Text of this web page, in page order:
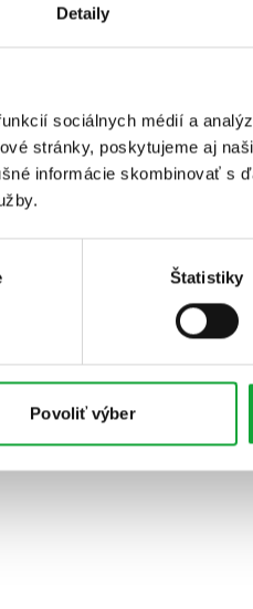
Detaily
sociálnych médií a
stránky, poskytujeme aj
informácie skombinovať s
Štatistiky
Povoliť výber